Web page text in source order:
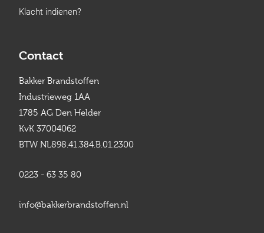
Klacht indienen?
Contact
Bakker Brandstoffen
Industrieweg 1AA
1785 AG Den Helder
KvK 37004062
BTW NL898.41.384.B.01.2300
0223 - 63 35 80
info@bakkerbrandstoffen.nl